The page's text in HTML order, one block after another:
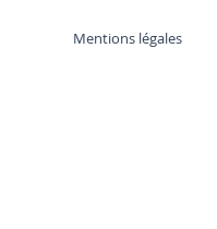
Mentions légales